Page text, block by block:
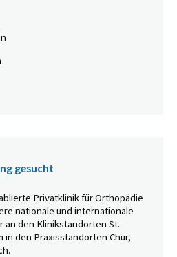
gesucht
Privatklinik für Orthopädie
nationale und internationale
an den Klinikstandorten St.
in den Praxisstandorten Chur,